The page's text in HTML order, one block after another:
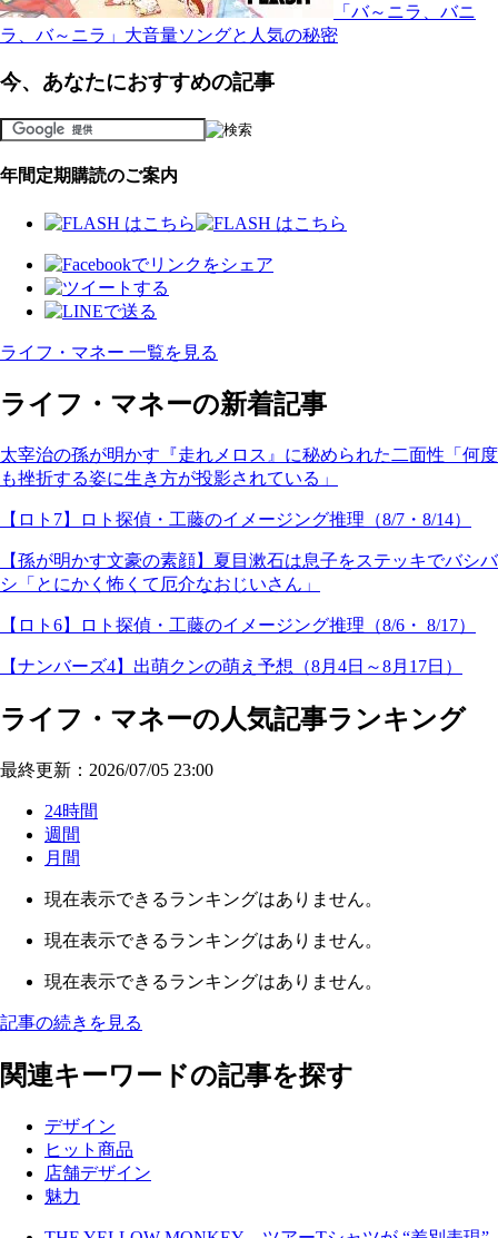
「バ～ニラ、バニ
ラ、バ～ニラ」大音量ソングと人気の秘密
今、あなたにおすすめの記事
年間定期購読のご案内
ライフ・マネー 一覧を見る
ライフ・マネーの新着記事
太宰治の孫が明かす『走れメロス』に秘められた二面性「何度
も挫折する姿に生き方が投影されている」
【ロト7】ロト探偵・工藤のイメージング推理（8/7・8/14）
【孫が明かす文豪の素顔】夏目漱石は息子をステッキでバシバ
シ「とにかく怖くて厄介なおじいさん」
【ロト6】ロト探偵・工藤のイメージング推理（8/6・ 8/17）
【ナンバーズ4】出萌クンの萌え予想（8月4日～8月17日）
ライフ・マネーの人気記事ランキング
最終更新：2026/07/05 23:00
24時間
週間
月間
現在表示できるランキングはありません。
現在表示できるランキングはありません。
現在表示できるランキングはありません。
記事の続きを見る
関連キーワードの記事を探す
デザイン
ヒット商品
店舗デザイン
魅力